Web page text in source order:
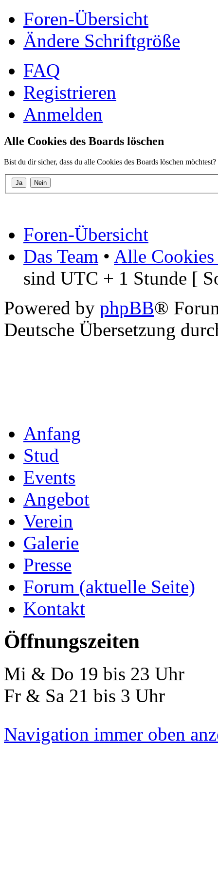
Foren-Übersicht
Ändere Schriftgröße
FAQ
Registrieren
Anmelden
Alle Cookies des Boards löschen
Bist du dir sicher, dass du alle Cookies des Boards löschen möchtest?
Foren-Übersicht
Das Team • Alle Cookies
sind UTC + 1 Stunde [
Powered by phpBB®
Deutsche Übersetzung
Anfang
Stud
Events
Angebot
Verein
Galerie
Presse
Forum (aktuelle Seite)
Kontakt
Öffnungszeiten
Mi & Do 19 bis 23 Uhr
Fr & Sa 21 bis 3 Uhr